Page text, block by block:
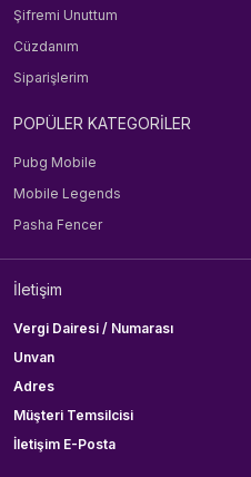
Şifremi Unuttum
Cüzdanım
Siparişlerim
POPÜLER KATEGORİLER
Pubg Mobile
Mobile Legends
Pasha Fencer
İletişim
Vergi Dairesi / Numarası
Unvan
Adres
Müşteri Temsilcisi
İletişim E-Posta